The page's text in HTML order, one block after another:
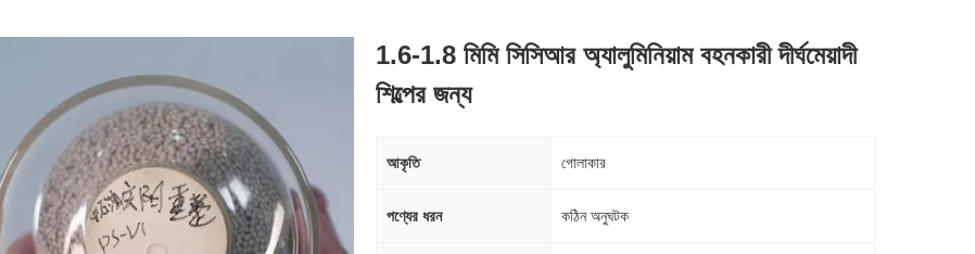
1.6-1.8 মিমি সিসিআর অ্যালুমিনিয়াম বহনকারী দীর্ঘমেয়াদী
শিল্পের জন্য
আকৃতি গোলাকার
পণ্যের ধরন কঠিন অনুঘটক